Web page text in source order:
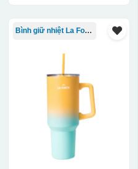
Bình giữ nhiệt La Fonte